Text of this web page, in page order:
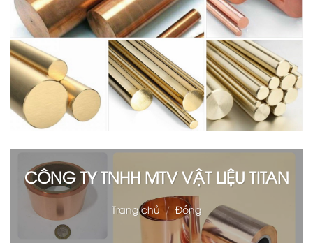
CÔNG TY TNHH MTV VẬT LIỆU TITAN
Trang chủ / Đồng